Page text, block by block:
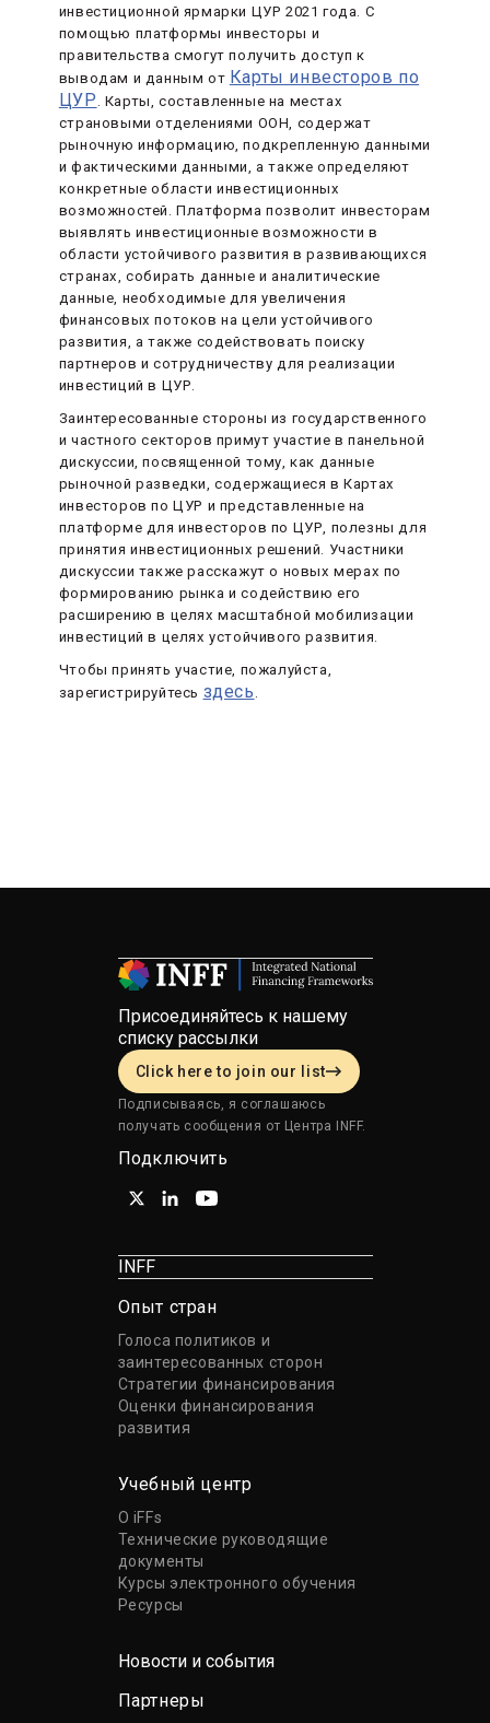
инвестиционной ярмарки ЦУР 2021 года. С
помощью платформы инвесторы и
правительства смогут получить доступ к
выводам и данным от Карты инвесторов по
ЦУР . Карты, составленные на местах
страновыми отделениями ООН, содержат
рыночную информацию, подкрепленную данными
и фактическими данными, а также определяют
конкретные области инвестиционных
возможностей. Платформа позволит инвесторам
выявлять инвестиционные возможности в
области устойчивого развития в развивающихся
странах, собирать данные и аналитические
данные, необходимые для увеличения
финансовых потоков на цели устойчивого
развития, а также содействовать поиску
партнеров и сотрудничеству для реализации
инвестиций в ЦУР.
Заинтересованные стороны из государственного
и частного секторов примут участие в панельной
дискуссии, посвященной тому, как данные
рыночной разведки, содержащиеся в Картах
инвесторов по ЦУР и представленные на
платформе для инвесторов по ЦУР, полезны для
принятия инвестиционных решений. Участники
дискуссии также расскажут о новых мерах по
формированию рынка и содействию его
расширению в целях масштабной мобилизации
инвестиций в целях устойчивого развития.
Чтобы принять участие, пожалуйста,
зарегистрируйтесь здесь .
Присоединяйтесь к нашему
списку рассылки
Click here to join our list
Подписываясь, я соглашаюсь
получать сообщения от Центра INFF.
Подключить
INFF
Опыт стран
Голоса политиков и
заинтересованных сторон
Стратегии финансирования
Оценки финансирования
развития
Учебный центр
О iFFs
Технические руководящие
документы
Курсы электронного обучения
Ресурсы
Новости и события
Партнеры